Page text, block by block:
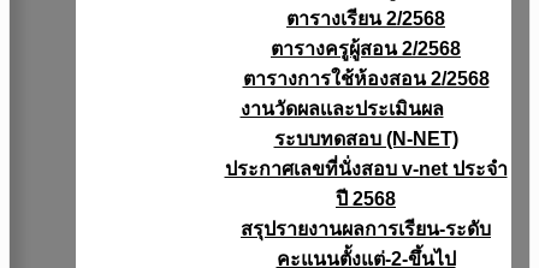
ตารางเรียน 2/2568
ตารางครูผู้สอน 2/2568
ตารางการใช้ห้องสอน 2/2568
งานวัดผลเเละประเมินผล
ระบบทดสอบ (N-NET)
ประกาศเลขที่นั่งสอบ v-net ประจำ
ปี 2568
สรุปรายงานผลการเรียน-ระดับ
คะแนนตั้งแต่-2-ขึ้นไป